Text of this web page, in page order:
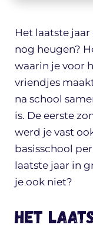
Het laatste
nog heugen?
waarin je voor
vriendjes
na school
is. De eerste
werd je vast
basisschool
laatste jaar in
je ook niet?
Het